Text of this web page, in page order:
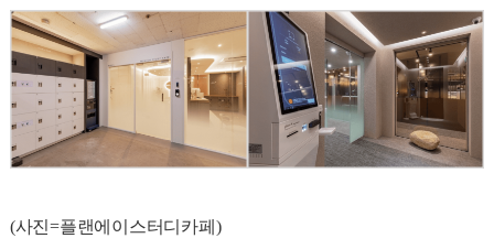
(사진=플랜에이스터디카페)